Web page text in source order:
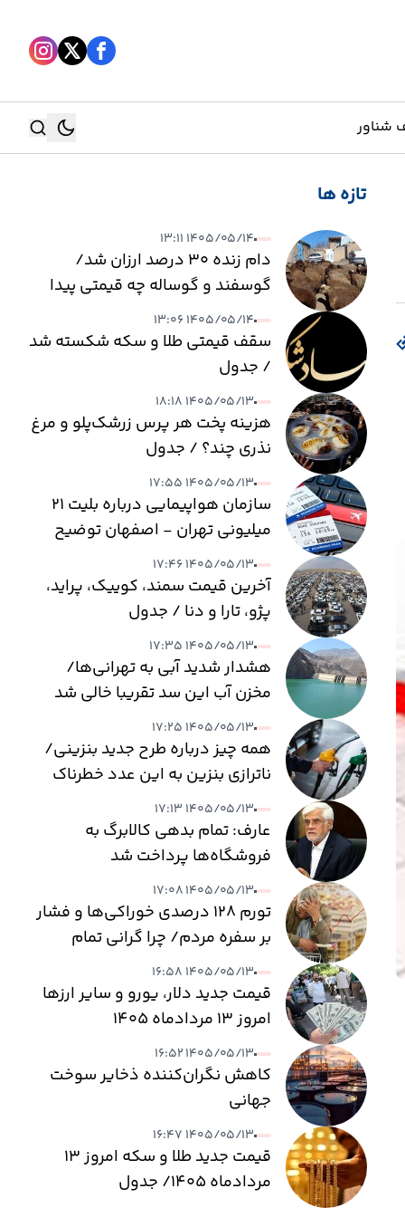
شناور
جستجو
تازه ها
۱۴۰۵/۰۵/۱۴ ۱۳:۱۱
دام زنده ۳۰ درصد ارزان شد/
گوسفند و گوساله چه قیمتی پیدا
کرد؟
۱۴۰۵/۰۵/۱۴ ۱۳:۰۶
سقف قیمتی طلا و سکه شکسته شد
/ جدول
۱۴۰۵/۰۵/۱۳ ۱۸:۱۸
هزینه پخت هر پرس زرشک‌پلو و مرغ
نذری چند؟ / جدول
۱۴۰۵/۰۵/۱۳ ۱۷:۵۵
سازمان هواپیمایی درباره بلیت ۲۱
میلیونی تهران - اصفهان توضیح
داد۱۴۰۵/۰۵/۱۳ ۱۷:۴۶
آخرین قیمت سمند، کوییک، پراید،
پژو، تارا و دنا / جدول
۱۴۰۵/۰۵/۱۳ ۱۷:۳۵
هشدار شدید آبی به تهرانی‌ها/
مخزن آب این سد تقریبا خالی شد
۱۴۰۵/۰۵/۱۳ ۱۷:۲۵
همه چیز درباره طرح جدید بنزینی/
ناترازی بنزین به این عدد خطرناک
می‌رسد
۱۴۰۵/۰۵/۱۳ ۱۷:۱۳
عارف: تمام بدهی کالابرگ به
فروشگاه‌ها پرداخت شد
۱۴۰۵/۰۵/۱۳ ۱۷:۰۸
تورم ۱۲۸ درصدی خوراکی‌ها و فشار
بر سفره مردم/ چرا گرانی تمام
نمی‌شود؟
۱۴۰۵/۰۵/۱۳ ۱۶:۵۸
قیمت جدید دلار، یورو و سایر ارزها
امروز ۱۳ مردادماه ۱۴۰۵
۱۴۰۵/۰۵/۱۳ ۱۶:۵۲
کاهش نگران‌کننده ذخایر سوخت
جهانی
۱۴۰۵/۰۵/۱۳ ۱۶:۴۷
قیمت جدید طلا و سکه امروز ۱۳
مردادماه ۱۴۰۵/ جدول